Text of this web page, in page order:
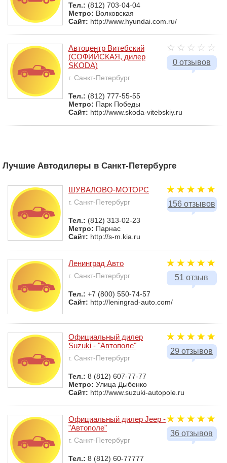
Тел.: (812) 703-04-04
Метро: Волковская
Сайт: http://www.hyundai.com.ru/
0 отзывов
Автоцентр Витебский
(СОФИЙСКАЯ, дилер
SKODA)
г. Санкт-Петербург
Тел.: (812) 777-55-55
Метро: Парк Победы
Сайт: http://www.skoda-vitebskiy.ru
Лучшие Автодилеры в Санкт-Петербурге
156 отзывов
ШУВАЛОВО-МОТОРС
г. Санкт-Петербург
Тел.: (812) 313-02-23
Метро: Парнас
Сайт: http://s-m.kia.ru
51 отзыв
Ленинград Авто
г. Санкт-Петербург
Тел.: +7 (800) 550-74-57
Сайт: http://leningrad-auto.com/
29 отзывов
Официальный дилер
Suzuki - "Автополе"
г. Санкт-Петербург
Тел.: 8 (812) 607-77-77
Метро: Улица Дыбенко
Сайт: http://www.suzuki-autopole.ru
36 отзывов
Официальный дилер Jeep -
"Автополе"
г. Санкт-Петербург
Тел.: 8 (812) 60-77777